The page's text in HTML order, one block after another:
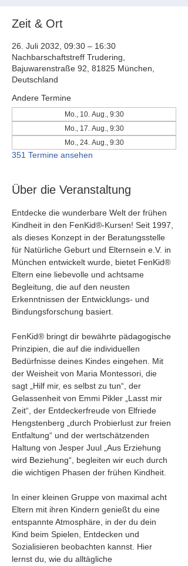
Zeit & Ort
26. Juli 2032, 09:30 – 16:30
Nachbarschaftstreff Trudering,
Bajuwarenstraße 92, 81825 München,
Deutschland
Andere Termine
Mo., 10. Aug., 9:30
Mo., 17. Aug., 9:30
Mo., 24. Aug., 9:30
351 Termine ansehen
Über die Veranstaltung
Entdecke die wunderbare Welt der frühen
Kindheit in den FenKid®-Kursen! Seit 1997,
als dieses Konzept in der Beratungsstelle
für Natürliche Geburt und Elternsein e.V. in
München entwickelt wurde, bietet FenKid®
Eltern eine liebevolle und achtsame
Begleitung, die auf den neusten
Erkenntnissen der Entwicklungs- und
Bindungsforschung basiert.
FenKid® bringt dir bewährte pädagogische
Prinzipien, die auf die individuellen
Bedürfnisse deines Kindes eingehen. Mit
der Weisheit von Maria Montessori, die
sagt „Hilf mir, es selbst zu tun“, der
Gelassenheit von Emmi Pikler „Lasst mir
Zeit“, der Entdeckerfreude von Elfriede
Hengstenberg „durch Probierlust zur freien
Entfaltung“ und der wertschätzenden
Haltung von Jesper Juul „Aus Erziehung
wird Beziehung“, begleiten wir euch durch
die wichtigen Phasen der frühen Kindheit.
In einer kleinen Gruppe von maximal acht
Eltern mit ihren Kindern genießt du eine
entspannte Atmosphäre, in der du dein
Kind beim Spielen, Entdecken und
Sozialisieren beobachten kannst. Hier
lernst du, wie du alltägliche